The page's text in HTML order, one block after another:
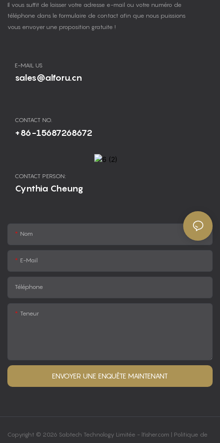
Il vous suffit de laisser votre adresse e-mail ou votre numéro de
téléphone dans le formulaire de contact afin que nous puissions
vous envoyer une proposition gratuite !
E-MAIL US
sales@alforu.cn
CONTACT NO.
+86-15687268672
CONTACT PERSON:
Cynthia Cheung
Nom
E-Mail
Téléphone
Teneur
ENVOYER UNE ENQUÊTE MAINTENANT
Copyright © 2026 Sabtech Technology Limitée - lfisher.com | Politique de